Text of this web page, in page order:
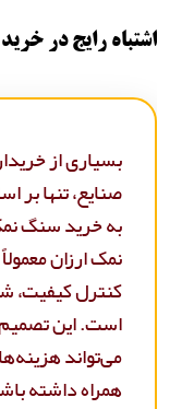
اشتباه رایج در
بسیاری از
صنایع، تنها بر
به خرید سنگ
نمک ارزان
کنترل کیفیت،
است. این
می‌تواند
همراه داشته